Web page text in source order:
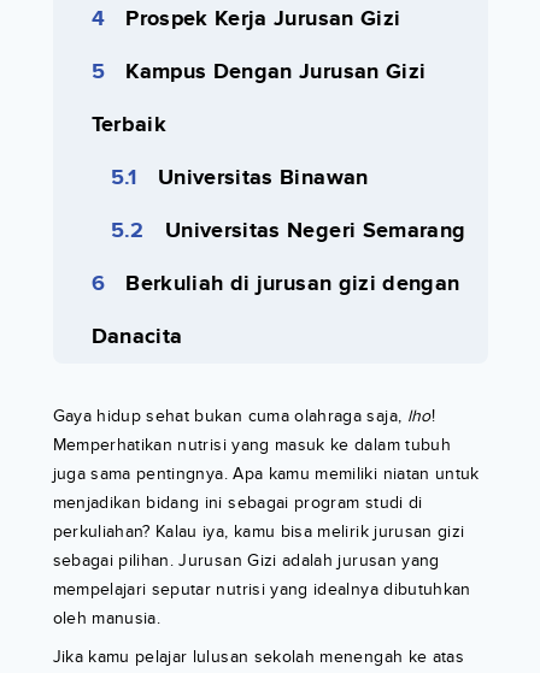
Prospek Kerja Jurusan Gizi
Kampus Dengan Jurusan Gizi
Terbaik
Universitas Binawan
Universitas Negeri Semarang
Berkuliah di jurusan gizi dengan
Danacita
Gaya hidup sehat bukan cuma olahraga saja, lho!
Memperhatikan nutrisi yang masuk ke dalam tubuh
juga sama pentingnya. Apa kamu memiliki niatan untuk
menjadikan bidang ini sebagai program studi di
perkuliahan? Kalau iya, kamu bisa melirik jurusan gizi
sebagai pilihan. Jurusan Gizi adalah jurusan yang
mempelajari seputar nutrisi yang idealnya dibutuhkan
oleh manusia.
Jika kamu pelajar lulusan sekolah menengah ke atas